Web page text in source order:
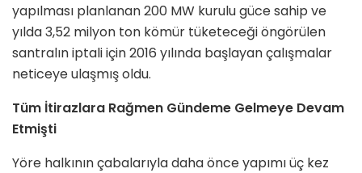
yapılması planlanan 200 MW kurulu güce sahip ve
yılda 3,52 milyon ton kömür tüketeceği öngörülen
santralın iptali için 2016 yılında başlayan çalışmalar
neticeye ulaşmış oldu.
Tüm İtirazlara Rağmen Gündeme Gelmeye Devam
Etmişti
Yöre halkının çabalarıyla daha önce yapımı üç kez